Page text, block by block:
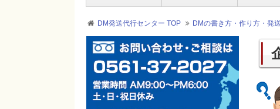
DM発送代行センター TOP DMの書き方・作り方・発